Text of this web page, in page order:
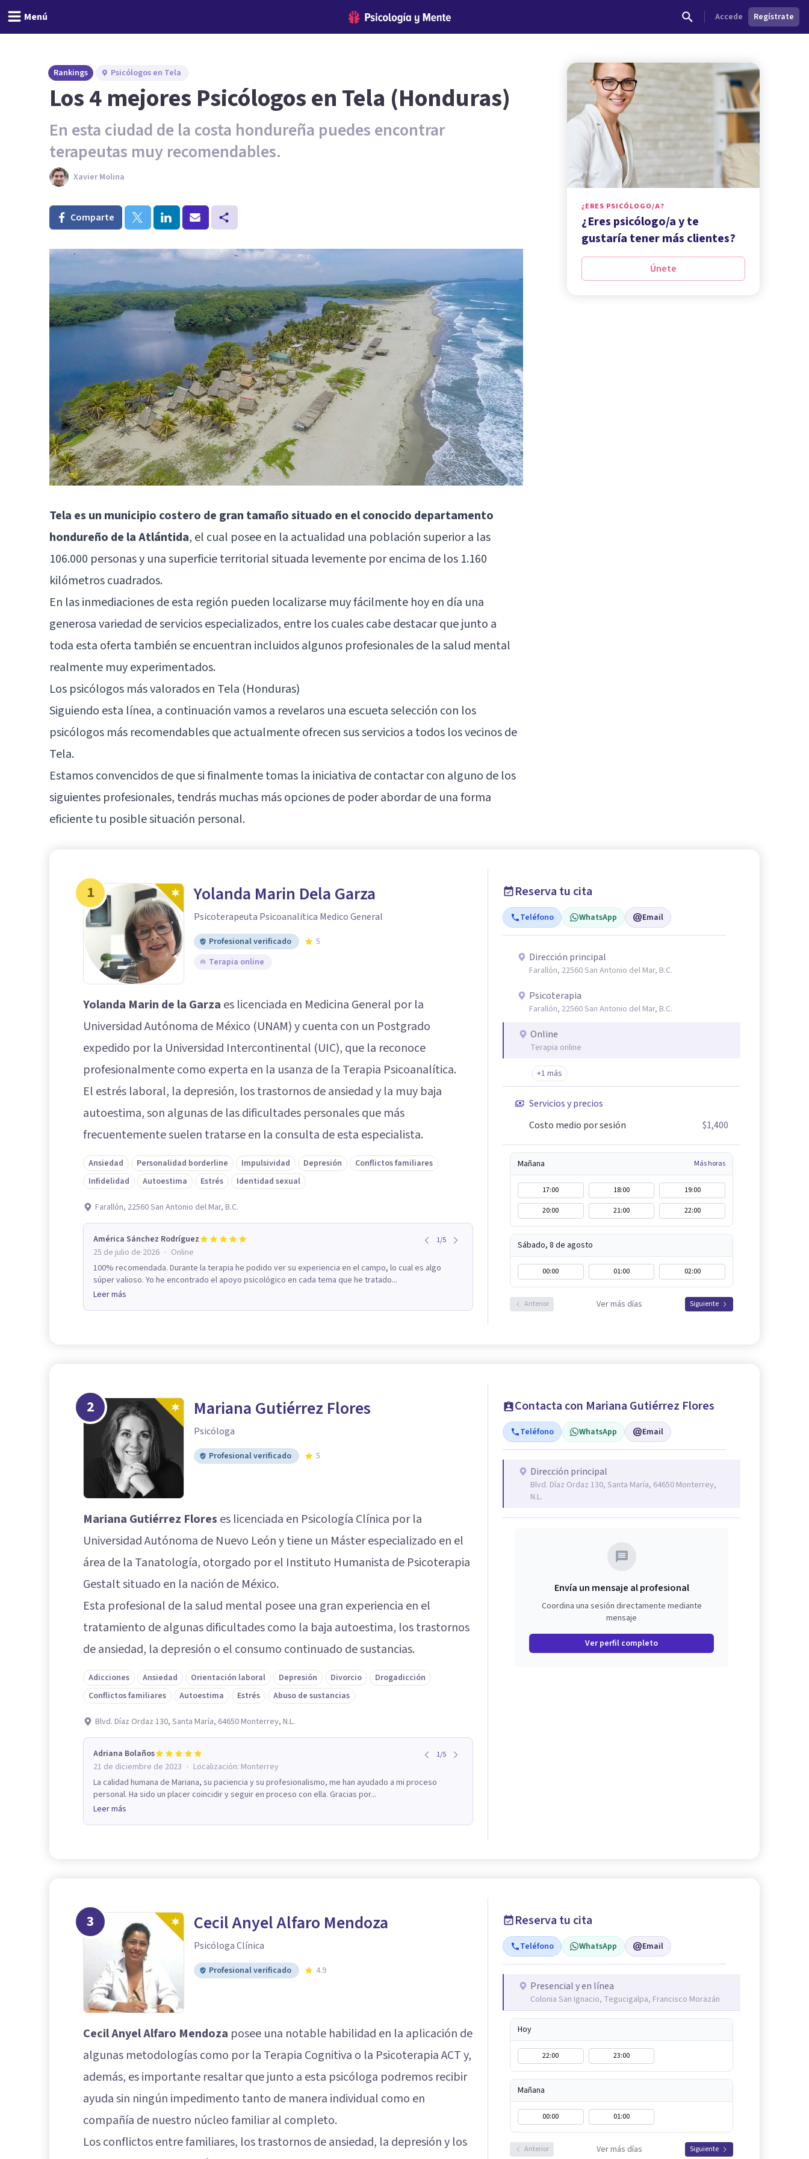
Menú Accede Regístrate
Rankings Psicólogos en Tela
Los 4 mejores Psicólogos en Tela (Honduras)
En esta ciudad de la costa hondureña puedes encontrar
terapeutas muy recomendables.
Xavier Molina
Comparte
Tela es un municipio costero de gran tamaño situado en el conocido departamento
hondureño de la Atlántida, el cual posee en la actualidad una población superior a las
106.000 personas y una superficie territorial situada levemente por encima de los 1.160
kilómetros cuadrados.
En las inmediaciones de esta región pueden localizarse muy fácilmente hoy en día una
generosa variedad de servicios especializados, entre los cuales cabe destacar que junto a
toda esta oferta también se encuentran incluidos algunos profesionales de la salud mental
realmente muy experimentados.
Los psicólogos más valorados en Tela (Honduras)
Siguiendo esta línea, a continuación vamos a revelaros una escueta selección con los
psicólogos más recomendables que actualmente ofrecen sus servicios a todos los vecinos de
Tela.
Estamos convencidos de que si finalmente tomas la iniciativa de contactar con alguno de los
siguientes profesionales, tendrás muchas más opciones de poder abordar de una forma
eficiente tu posible situación personal.
¿ERES PSICÓLOGO/A?
¿Eres psicólogo/a y te
gustaría tener más clientes?
Únete
1 Yolanda Marin Dela Garza
Psicoterapeuta Psicoanalitica Medico General
Profesional verificado
5
Terapia online
Yolanda Marin de la Garza es licenciada en Medicina General por la
Universidad Autónoma de México (UNAM) y cuenta con un Postgrado
expedido por la Universidad Intercontinental (UIC), que la reconoce
profesionalmente como experta en la usanza de la Terapia Psicoanalítica.
El estrés laboral, la depresión, los trastornos de ansiedad y la muy baja
autoestima, son algunas de las dificultades personales que más
frecuentemente suelen tratarse en la consulta de esta especialista.
Ansiedad Personalidad borderline Impulsividad Depresión
Conflictos familiares
Infidelidad
Autoestima Estrés Identidad sexual
Farallón, 22560 San Antonio del Mar, B.C.
América Sánchez Rodríguez 1/5
25 de julio de 2026 · Online
100% recomendada. Durante la terapia he podido ver su experiencia en el campo, lo cual es algo
súper valioso. Yo he encontrado el apoyo psicológico en cada tema que he tratado...
Leer más
Reserva tu cita
Teléfono WhatsApp Email
Dirección principal
Farallón, 22560 San Antonio del Mar, B.C.
Psicoterapia
Farallón, 22560 San Antonio del Mar, B.C.
Online
Terapia online
+1 más
Servicios y precios
Costo medio por sesión
$1,400
Mañana Más horas
17:00 18:00
19:00
20:00
21:00 22:00
Sábado, 8 de agosto
00:00 01:00 02:00
Anterior Ver más días Siguiente
2 Mariana Gutiérrez Flores
Psicóloga
Profesional verificado 5
Mariana Gutiérrez Flores es licenciada en Psicología Clínica por la
Universidad Autónoma de Nuevo León y tiene un Máster especializado en el
área de la Tanatología, otorgado por el Instituto Humanista de Psicoterapia
Gestalt situado en la nación de México.
Esta profesional de la salud mental posee una gran experiencia en el
tratamiento de algunas dificultades como la baja autoestima, los trastornos
de ansiedad, la depresión o el consumo continuado de sustancias.
Adicciones Ansiedad Orientación laboral Depresión Divorcio
Drogadicción
Conflictos familiares
Autoestima Estrés Abuso de sustancias
Blvd. Díaz Ordaz 130, Santa María, 64650 Monterrey, N.L.
Adriana Bolaños 1/5
21 de diciembre de 2023 · Localización: Monterrey
La calidad humana de Mariana, su paciencia y su profesionalismo, me han ayudado a mi proceso
personal. Ha sido un placer coincidir y seguir en proceso con ella. Gracias por...
Leer más
Contacta con Mariana Gutiérrez Flores
Teléfono WhatsApp Email
Dirección principal
Blvd. Díaz Ordaz 130, Santa María, 64650 Monterrey,
N.L.
Envía un mensaje al profesional
Coordina una sesión directamente mediante
mensaje
Ver perfil completo
3 Cecil Anyel Alfaro Mendoza
Psicóloga Clínica
Profesional verificado 4.9
Cecil Anyel Alfaro Mendoza posee una notable habilidad en la aplicación de
algunas metodologías como por la Terapia Cognitiva o la Psicoterapia ACT y,
además, es importante resaltar que junto a esta psicóloga podremos recibir
ayuda sin ningún impedimento tanto de manera individual como en
compañía de nuestro núcleo familiar al completo.
Los conflictos entre familiares, los trastornos de ansiedad, la depresión y los
Reserva tu cita
Teléfono WhatsApp Email
Presencial y en línea
Colonia San Ignacio, Tegucigalpa, Francisco Morazán
Hoy
22:00 23:00
Mañana
00:00 01:00
Anterior Ver más días Siguiente